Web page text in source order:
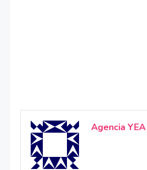
Agencia YEA